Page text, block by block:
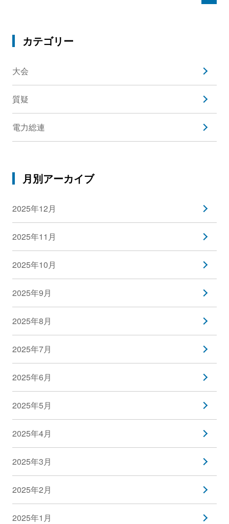
カテゴリー
大会
質疑
電力総連
月別アーカイブ
2025年12月
2025年11月
2025年10月
2025年9月
2025年8月
2025年7月
2025年6月
2025年5月
2025年4月
2025年3月
2025年2月
2025年1月